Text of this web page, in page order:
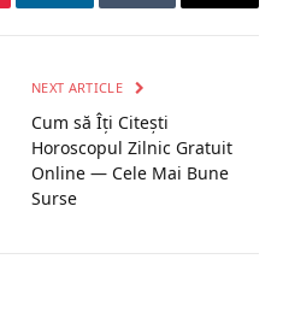
LinkedInTumblr Email
NEXT ARTICLE
Cum să Îți Citești
Horoscopul Zilnic Gratuit
Online — Cele Mai Bune
Surse